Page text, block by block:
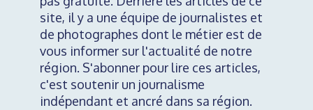
site, il y a une équipe de journalistes et
de photographes dont le métier est de
vous informer sur l'actualité de notre
région. S'abonner pour lire ces articles,
c'est soutenir un journalisme
indépendant et ancré dans sa région.